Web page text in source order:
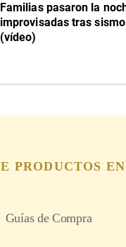
Familias pasaron la
improvisadas tras
(vídeo)